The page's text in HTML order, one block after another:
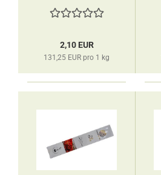
2,10 EUR
131,25 EUR pro 1 kg